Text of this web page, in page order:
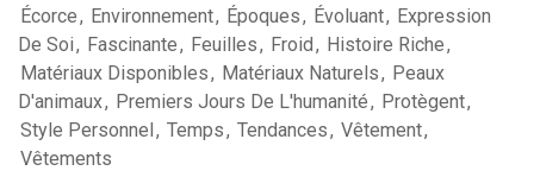
Écorce, Environnement, Époques, Évoluant, Expression
De Soi, Fascinante, Feuilles, Froid, Histoire Riche,
Matériaux Disponibles, Matériaux Naturels, Peaux
D'animaux, Premiers Jours De L'humanité, Protègent,
Style Personnel, Temps, Tendances, Vêtement,
Vêtements